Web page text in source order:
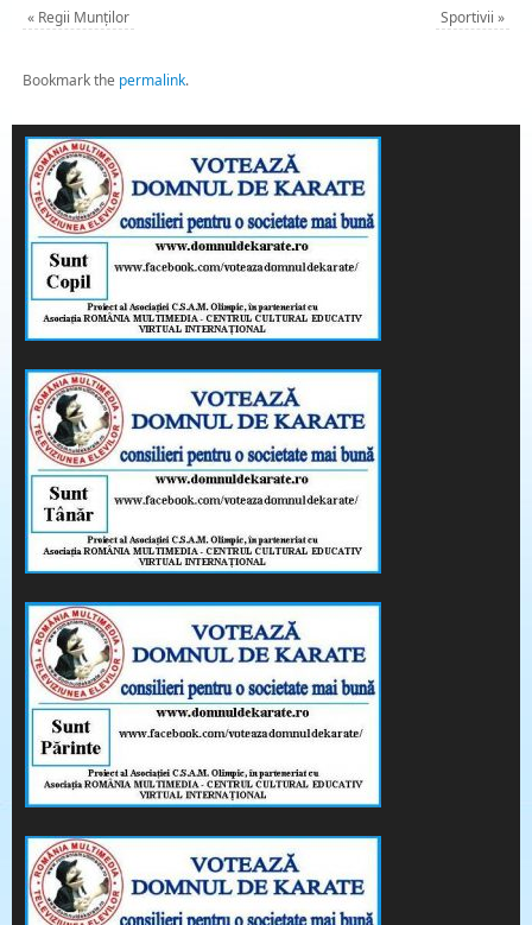
« Regii Munților Sportivii »
Bookmark the permalink.